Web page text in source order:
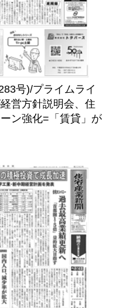
号)/プライムライ
営方針説明会、住
ン強化=「賃貸」が